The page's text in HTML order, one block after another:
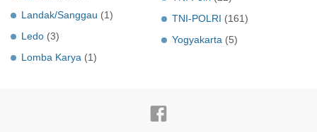
Landak/Sanggau (1)
Ledo (3)
Lomba Karya (1)
TNI-POLRI (161)
Yogyakarta (5)